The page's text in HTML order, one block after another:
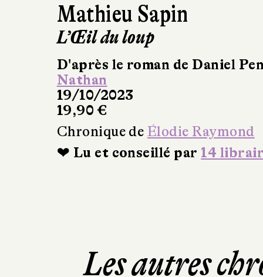
Mathieu Sapin
L’Œil du loup
D'après le roman de Daniel
Nathan
19/10/2023
19,90 €
Chronique de Élodie Raymond
❤ Lu et conseillé par 14
Les autres